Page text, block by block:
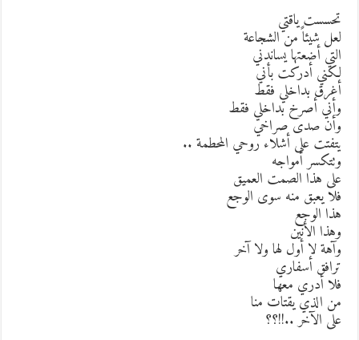
ياقتي
شيئاً من الشجاعة
أضعتها يساندني
أدركت بأني
بداخلي فقط
أصرخ بداخلي فقط
صدى صراخي
على أشلاء روحي المحطمة ..
أمواجه
هذا الصمت العميق
يعبق منه سوى الوجع
الوجع
الأنين
لا أول لها ولا آخر
أسفاري
أدري معها
الذي يقتات منا
الآخر ..!!؟؟